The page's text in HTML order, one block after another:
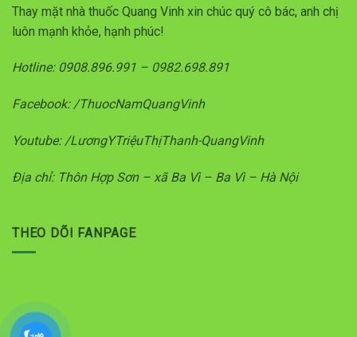
Thay mặt nhà thuốc Quang Vinh xin chúc quý cô bác, anh chị
luôn mạnh khỏe, hạnh phúc!
Hotline: 0908.896.991 – 0982.698.891
Facebook: /ThuocNamQuangVinh
Youtube: /LươngYTriệuThịThanh-QuangVinh
Địa chỉ: Thôn Hợp Sơn – xã Ba Vì – Ba Vì – Hà Nội
THEO DÕI FANPAGE